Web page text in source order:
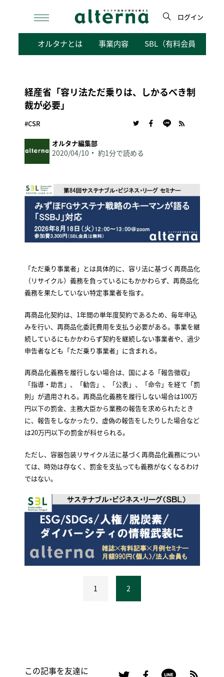
検
ログイン
オルタナとは 事業内容 SBL（有料会員向けサ
経産省「容リ法ただ乗りは、しかるべき制
裁が必要」
#CSR
オルタナ編集部
2020/04/10 約1分で読める
「ただ乗り事業者」とは具体的に、容リ法に基づく再商品化
（リサイクル）義務を負っているにもかかわらず、再商品化
義務を果たしていない特定事業者を指す。
再商品化契約は、1年間の単年度契約であるため、毎年申込
みを行い、再商品化委託費用を支払う必要がある。事業を継
続しているにもかかわらず契約を継続しない事業者や、過少
申告者なども「ただ乗り事業者」に含まれる。
再商品化義務を履行しない場合は、国による「報告徴収」
「指導・助言」、「勧告」、「公表」、「命令」を経て「罰
則」が適用される。再商品化義務を履行しない場合は100万
円以下の罰金、主務大臣から業務の報告を求められたとき
に、報告をしなかったり、虚偽の報告をしたりした場合など
は20万円以下の罰金が科せられる。
ただし、容器包装リサイクル法に基づく再商品化義務につい
ては、時効は存なく、罰金を支払っても義務がなくなるわけ
ではない。
1 2
この記事を友達に